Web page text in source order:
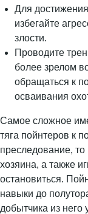
Для
избегайте
злости.
Проводите
более зрелом
обращаться к
осваивания
Самое сложное
тяга пойнтеров к
преследование,
хозяина, а также
остановиться.
навыки до
добытчика из него